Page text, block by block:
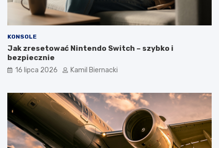
KONSOLE
Jak zresetować Nintendo Switch – szybko i
bezpiecznie
16 lipca 2026 Kamil Biernacki